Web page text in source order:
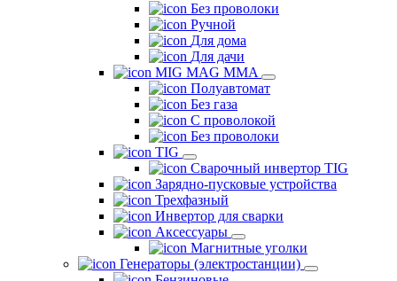
Без проволоки
Ручной
Для дома
Для дачи
MIG MAG MMA
Полуавтомат
Без газа
С проволокой
Без проволоки
TIG
Сварочный инвертор TIG
Зарядно-пусковые устройства
Трехфазный
Инвертор для сварки
Аксессуары
Магнитные уголки
Генераторы (электростанции)